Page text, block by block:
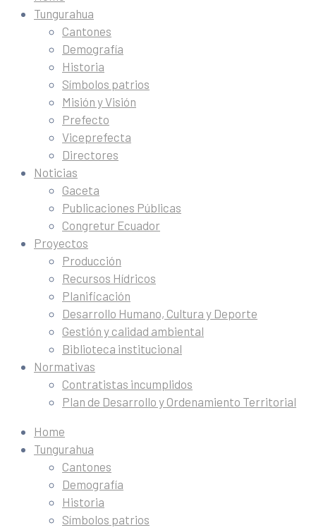
Tungurahua
Cantones
Demografía
Historia
Símbolos patrios
Misión y Visión
Prefecto
Viceprefecta
Directores
Noticias
Gaceta
Publicaciones Públicas
Congretur Ecuador
Proyectos
Producción
Recursos Hídricos
Planificación
Desarrollo Humano, Cultura y Deporte
Gestión y calidad ambiental
Biblioteca institucional
Normativas
Contratistas incumplidos
Plan de Desarrollo y Ordenamiento Territorial
Home
Tungurahua
Cantones
Demografía
Historia
Símbolos patrios